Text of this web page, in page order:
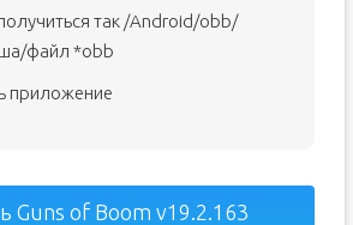
так /Android/obb/
файл *obb
приложение
Guns of Boom v19.2.163